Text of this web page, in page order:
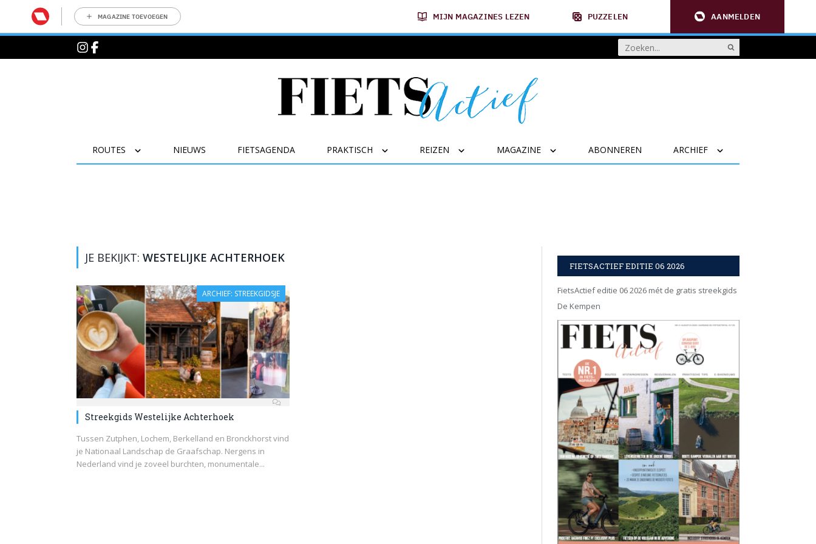
MAGAZINE TOEVOEGEN MIJN MAGAZINES LEZEN PUZZELEN AANMELDEN
ROUTES NIEUWS FIETSAGENDA PRAKTISCH REIZEN MAGAZINE ABONNEREN ARCHIEF
JE BEKIJKT: WESTELIJKE ACHTERHOEK
ARCHIEF: STREEKGIDSJE
Streekgids Westelijke Achterhoek
Tussen Zutphen, Lochem, Berkelland en Bronckhorst vind
je Nationaal Landschap de Graafschap. Nergens in
Nederland vind je zoveel burchten, monumentale...
FIETSACTIEF EDITIE 06 2026
FietsActief editie 06 2026 mét de gratis streekgids
De Kempen